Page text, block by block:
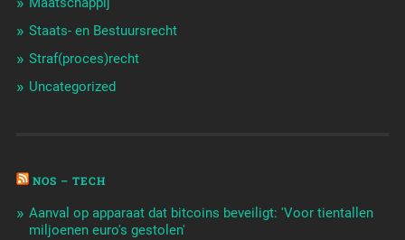
Staats- en Bestuursrecht
Straf(proces)recht
Uncategorized
NOS – TECH
Aanval op apparaat dat bitcoins beveiligt: 'Voor tientallen
miljoenen euro's gestolen'